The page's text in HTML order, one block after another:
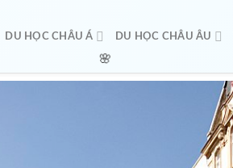
DU HỌC CHÂU Á DU HỌC CHÂU ÂU